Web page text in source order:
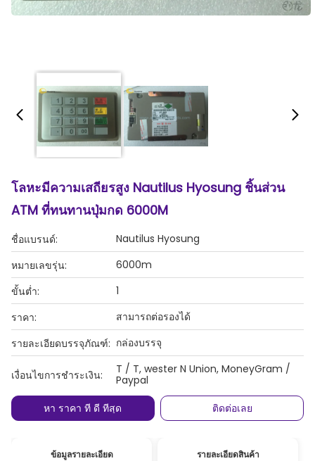
โลหะมีความเสถียรสูง Nautilus Hyosung ชิ้นส่วน
ATM ที่ทนทานปุ่มกด 6000M
ชื่อแบรนด์:
Nautilus Hyosung
หมายเลขรุ่น:
6000m
ขั้นต่ำ:
1
ราคา:
สามารถต่อรองได้
รายละเอียดบรรจุภัณฑ์: กล่องบรรจุ
เงื่อนไขการชำระเงิน:
T / T, wester N Union, MoneyGram /
Paypal
หา ราคา ที่ ดี ที่สุด
ติดต่อเลย
ข้อมูลรายละเอียด รายละเอียดสินค้า